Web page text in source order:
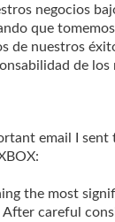
negocios
que
de nuestros
de los
email I sent
the most
careful